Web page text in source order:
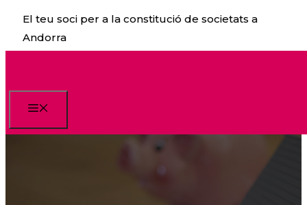
Vés
contingut
El teu soci per a la constitució de societats a
Andorra